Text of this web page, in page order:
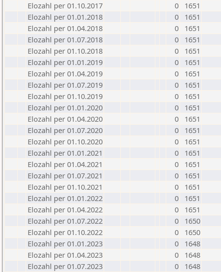
Elozahl per 01.10.2017
0
1651
Elozahl per 01.01.2018
0
1651
Elozahl per 01.04.2018
0
1651
Elozahl per 01.07.2018
0
1651
Elozahl per 01.10.2018
0
1651
Elozahl per 01.01.2019
0
1651
Elozahl per 01.04.2019
0
1651
Elozahl per 01.07.2019
0
1651
Elozahl per 01.10.2019
0
1651
Elozahl per 01.01.2020
0
1651
Elozahl per 01.04.2020
0
1651
Elozahl per 01.07.2020
0
1651
Elozahl per 01.10.2020
0
1651
Elozahl per 01.01.2021
0
1651
Elozahl per 01.04.2021
0
1651
Elozahl per 01.07.2021
0
1651
Elozahl per 01.10.2021
0
1651
Elozahl per 01.01.2022
0
1651
Elozahl per 01.04.2022
0
1651
Elozahl per 01.07.2022
0
1650
Elozahl per 01.10.2022
0
1650
Elozahl per 01.01.2023
0
1648
Elozahl per 01.04.2023
0
1648
Elozahl per 01.07.2023
0
1648